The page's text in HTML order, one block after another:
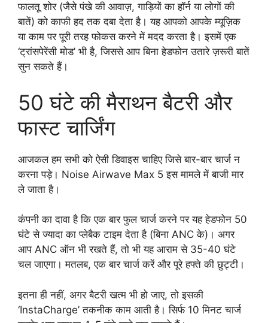
फालतू शोर (जैसे पंखे की आवाज़, गाड़ियों का हॉर्न या लोगों की
बातें) को काफी हद तक दबा देता है। यह आपको आपके म्यूज़िक
या काम पर पूरी तरह फोकस करने में मदद करता है। इसमें एक
‘ट्रांसपेरेंसी मोड’ भी है, जिससे आप बिना हेडफोन उतारे ज़रूरी बातें
सुन सकते हैं।
50 घंटे की मैराथन बैटरी और
फास्ट चार्जिंग
आजकल हम सभी को ऐसी डिवाइस चाहिए जिसे बार-बार चार्ज न
करना पड़े। Noise Airwave Max 5 इस मामले में बाजी मार
ले जाता है।
कंपनी का दावा है कि एक बार फुल चार्ज करने पर यह हेडफोन 50
घंटे से ज्यादा का प्लेबैक टाइम देता है (बिना ANC के)। अगर
आप ANC ऑन भी रखते हैं, तो भी यह आराम से 35-40 घंटे
चल जाएगा। मतलब, एक बार चार्ज करें और पूरे हफ्ते की छुट्टी।
इतना ही नहीं, अगर बैटरी खत्म भी हो जाए, तो इसकी
‘InstaCharge’ तकनीक काम आती है। सिर्फ 10 मिनट चार्ज